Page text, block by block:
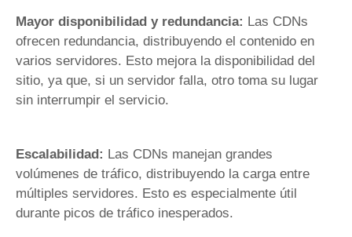
Mayor disponibilidad y redundancia: Las CDNs
ofrecen redundancia, distribuyendo el contenido en
varios servidores. Esto mejora la disponibilidad del
sitio, ya que, si un servidor falla, otro toma su lugar
sin interrumpir el servicio.
Escalabilidad: Las CDNs manejan grandes
volúmenes de tráfico, distribuyendo la carga entre
múltiples servidores. Esto es especialmente útil
durante picos de tráfico inesperados.